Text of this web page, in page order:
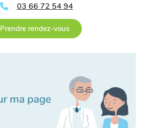
03 66 72 54 94
Prendre rendez-vous